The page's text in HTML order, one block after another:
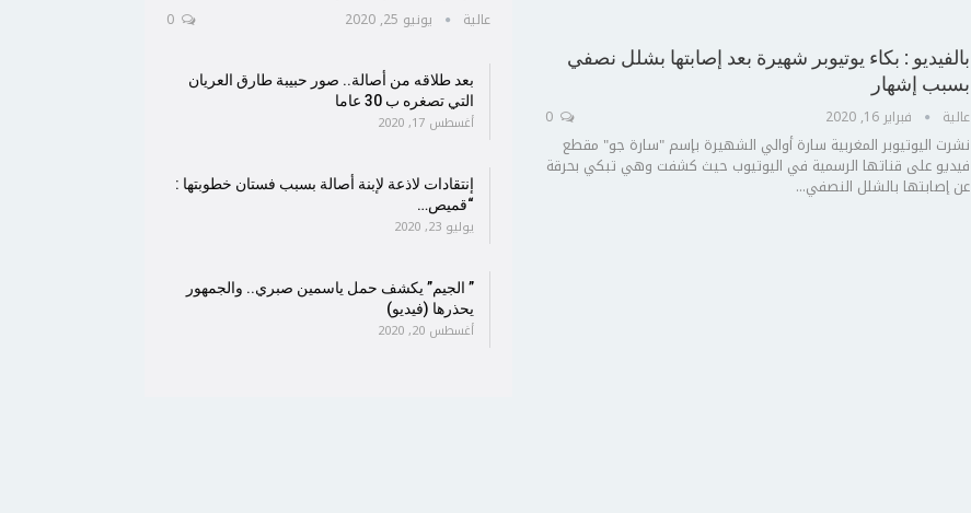
بالفيديو : بكاء يوتيوبر شهيرة بعد إصابتها بشلل نصفي
بسبب إشهار
عالية فبراير 16, 2020
نشرت اليوتيوبر المغربية سارة أوالي الشهيرة بإسم "سارة جو" مقطع
فيديو على قناتها الرسمية في اليوتيوب حيث كشفت وهي تبكي بحرقة
عن إصابتها بالشلل النصفي...
عالية يونيو 25, 2020
بعد طلاقه من أصالة.. صور حبيبة طارق العريان
التي تصغره ب 30 عاما
أغسطس 17, 2020
إنتقادات لاذعة لإبنة أصالة بسبب فستان خطوبتها :
“قميص…
يوليو 23, 2020
” الجيم” يكشف حمل ياسمين صبري.. والجمهور
يحذرها (فيديو)
أغسطس 20, 2020